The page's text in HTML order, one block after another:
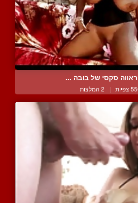
סקסי של בובה ...
| 2 המלצות